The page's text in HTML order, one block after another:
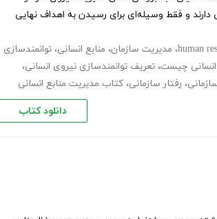
دارند و فقط وسیله‌ای برای رسیدن به اهداف نهایی
human، مدیریت سازمان، منابع انسانی، توانمندسازی
انسانی چیست، تعریف توانمندسازی نیروی انسانی،
، رفتار سازمانی، کتاب مدیریت منابع انسانی
دانلود کتاب